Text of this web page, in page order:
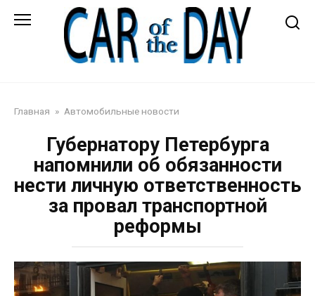
Главная » Автомобильные новости
Губернатору Петербурга
напомнили об обязанности
нести личную ответственность
за провал транспортной
реформы